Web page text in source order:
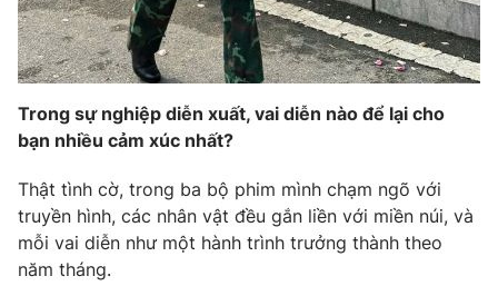
Trong sự nghiệp diễn xuất, vai diễn nào để lại cho
bạn nhiều cảm xúc nhất?
Thật tình cờ, trong ba bộ phim mình chạm ngõ với
truyền hình, các nhân vật đều gắn liền với miền núi, và
mỗi vai diễn như một hành trình trưởng thành theo
năm tháng.